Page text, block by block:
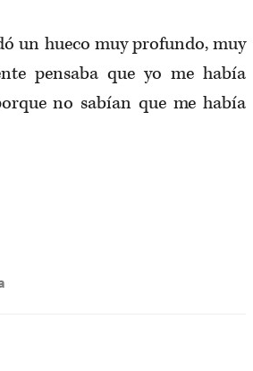
un hueco muy profundo, muy
pensaba que yo me había
no sabían que me había